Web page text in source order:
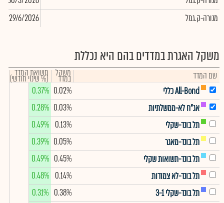
מנורה-ק.גמל
29/6/2026
משקל האגרת במדדים בהם היא נכללת
שם המדד משקל
במדד תשואת המדד
(% שינוי חודשי)
All-Bond כללי
0.02%
0.37%
אג"ח לא-ממשלתיות
0.03%
0.28%
תל בונד-שקלי
0.13%
0.49%
תל בונד-מאגר
0.05%
0.39%
תל בונד-תשואות שקלי
0.45%
0.49%
תל בונד-לא צמודות
0.14%
0.48%
תל בונד-שקלי 3-1
0.38%
0.31%